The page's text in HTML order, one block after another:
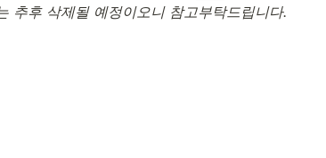
본 페이지는 추후 삭제될 예정이오니 참고부탁드립니다.